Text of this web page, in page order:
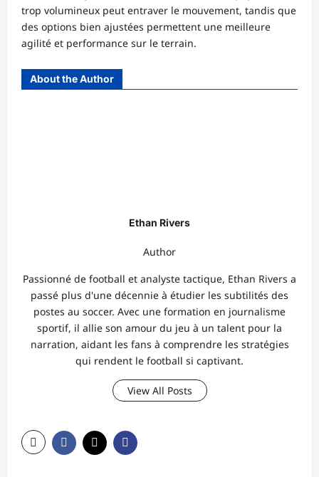
trop volumineux peut entraver le mouvement, tandis que
des options bien ajustées permettent une meilleure
agilité et performance sur le terrain.
About the Author
Ethan Rivers
Author
Passionné de football et analyste tactique, Ethan Rivers a
passé plus d'une décennie à étudier les subtilités des
postes au soccer. Avec une formation en journalisme
sportif, il allie son amour du jeu à un talent pour la
narration, aidant les fans à comprendre les stratégies
qui rendent le football si captivant.
View All Posts